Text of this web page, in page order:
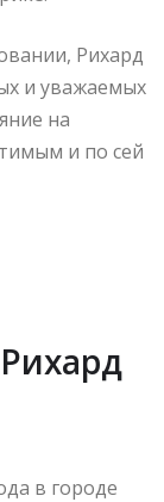
Рихард
и уважаемых
на
и по сей
в городе